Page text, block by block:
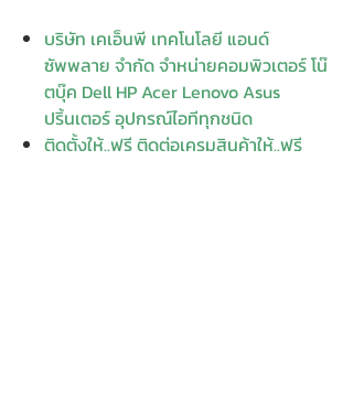
บริษัท เคเอ็นพี เทคโนโลยี แอนด์
ซัพพลาย จำกัด จำหน่ายคอมพิวเตอร์ โน๊
ตบุ๊ค Dell HP Acer Lenovo Asus
ปริ้นเตอร์ อุปกรณ์ไอทีทุกชนิด
ติดตั้งให้..ฟรี ติดต่อเครมสินค้าให้..ฟรี